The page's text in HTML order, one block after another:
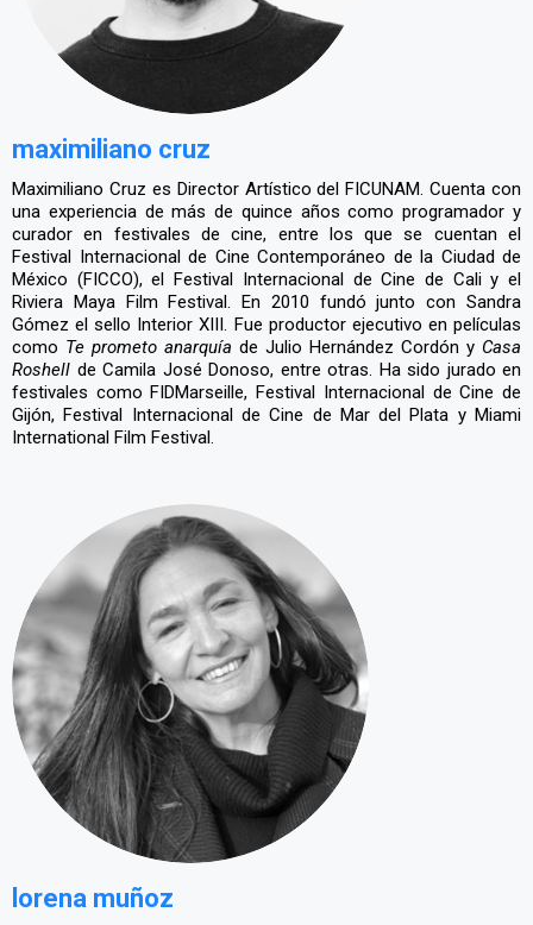
maximiliano cruz
Maximiliano Cruz es Director Artístico del FICUNAM. Cuenta con
una experiencia de más de quince años como programador y
curador en festivales de cine, entre los que se cuentan el
Festival Internacional de Cine Contemporáneo de la Ciudad de
México (FICCO), el Festival Internacional de Cine de Cali y el
Riviera Maya Film Festival. En 2010 fundó junto con Sandra
Gómez el sello Interior XIII. Fue productor ejecutivo en películas
como Te prometo anarquía de Julio Hernández Cordón y Casa
Roshell de Camila José Donoso, entre otras. Ha sido jurado en
festivales como FIDMarseille, Festival Internacional de Cine de
Gijón, Festival Internacional de Cine de Mar del Plata y Miami
International Film Festival.
lorena muñoz